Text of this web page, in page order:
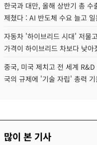
한국과 대만, 올해 상반기 총 수
제쳤다 : AI 반도체 수요 늘고
자동차 '하이브리드 시대' 저물
가격이 하이브리드 차보다 낮아
중국, 미국 제치고 전 세계
국의 규제에 '기술 자립' 총력
많이 본 기사